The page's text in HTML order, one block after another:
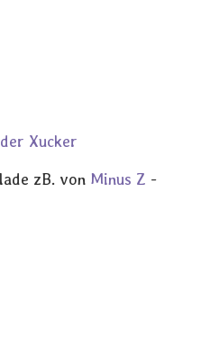
Xucker
zB. von Minus Z -